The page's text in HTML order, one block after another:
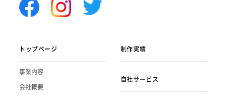
トップページ
事業内容
会社概要
制作実績
自社サービス